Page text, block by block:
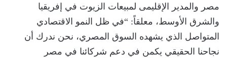
مصر والمدير الإقليمى لمبيعات الزيوت في إفريقيا
والشرق الأوسط، معلقاً: “في ظل النمو الاقتصادي
المتواصل الذي يشهده السوق المصري، نحن ندرك أن
نجاحنا الحقيقي يكمن في دعم شركائنا في مصر